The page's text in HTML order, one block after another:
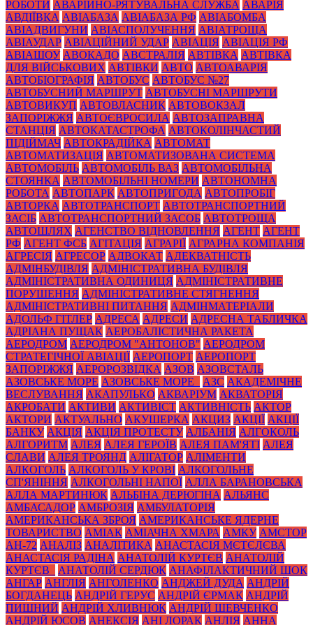
РОБОТИ АВАРІЙНО-РЯТУВАЛЬНА СЛУЖБА АВАРІЯ
АВДІЇВКА АВІАБАЗА АВІАБАЗА РФ АВІАБОМБА
АВІАДВИГУНИ АВІАСПОЛУЧЕННЯ АВІАТРОЩА
АВІАУДАР АВІАЦІЙНИЙ УДАР АВІАЦІЯ АВІАЦІЯ РФ
АВІАШОУ АВОКАДО АВСТРАЛІЯ АВТІВКА АВТІВКА
ДЛЯ ВІЙСЬКОВИХ АВТІВКИ АВТО АВТОАВАРІЯ
АВТОБІОГРАФІЯ АВТОБУС АВТОБУС №27
АВТОБУСНИЙ МАРШРУТ АВТОБУСНІ МАРШРУТИ
АВТОВИКУП АВТОВЛАСНИК АВТОВОКЗАЛ
ЗАПОРІЖЖЯ АВТОЄВРОСИЛА АВТОЗАПРАВНА
СТАНЦІЯ АВТОКАТАСТРОФА АВТОКОЛІНЧАСТИЙ
ПІДІЙМАЧ АВТОКРАДІЙКА АВТОМАТ
АВТОМАТИЗАЦІЯ АВТОМАТИЗОВАНА СИСТЕМА
АВТОМОБІЛЬ АВТОМОБІЛЬ ВАЗ АВТОМОБІЛЬНА
СТОЯНКА АВТОМОБІЛЬНІ НОМЕРИ АВТОНОМНА
РОБОТА АВТОПАРК АВТОПРИГОДА АВТОПРОБІГ
АВТОРКА АВТОТРАНСПОРТ АВТОТРАНСПОРТНИЙ
ЗАСІБ АВТОТРАНСПОРТНИЙ ЗАСОБ АВТОТРОЩА
АВТОШЛЯХ АГЕНСТВО ВІДНОВЛЕННЯ АГЕНТ АГЕНТ
РФ АГЕНТ ФСБ АГІТАЦІЯ АГРАРІЇ АГРАРНА КОМПАНІЯ
АГРЕСІЯ АГРЕСОР АДВОКАТ АДЕКВАТНІСТЬ
АДМІНБУДІВЛЯ АДМІНІСТРАТИВНА БУДІВЛЯ
АДМІНІСТРАТИВНА ОДИНИЦЯ АДМІНІСТРАТИВНЕ
ПОРУШЕННЯ АДМІНІСТРАТИВНЕ СТЯГНЕННЯ
АДМІНІСТРАТИВНІ ПИТАННЯ АДМІНМАТЕРІАЛИ
АДОЛЬФ ГІТЛЕР АДРЕСА АДРЕСИ АДРЕСНА ТАБЛИЧКА
АДРІАНА ПУЩАК АЕРОБАЛІСТИЧНА РАКЕТА
АЕРОДРОМ АЕРОДРОМ "АНТОНОВ" АЕРОДРОМ
СТРАТЕГІЧНОЇ АВІАЦІЇ АЕРОПОРТ АЕРОПОРТ
ЗАПОРІЖЖЯ АЕРОРОЗВІДКА АЗОВ АЗОВСТАЛЬ
АЗОВСЬКЕ МОРЕ АЗОВСЬКЕ МОРЕ_ АЗС АКАДЕМІЧНЕ
ВЕСЛУВАННЯ АКАПУЛЬКО АКВАРІУМ АКВАТОРІЯ
АКРОБАТИ АКТИВИ АКТИВІСТ АКТИВНІСТЬ АКТОР
АКТОРИ АКТУАЛЬНО АКУШЕРКА АКЦИЗ АКЦІЇ АКЦІЇ
БАНКУ АКЦІЯ АКЦІЯ ПРОТЕСТУ АЛБАНІЯ АЛГОКОЛЬ
АЛГОРИТМ АЛЕЯ АЛЕЯ ГЕРОЇВ АЛЕЯ ПАМ'ЯТІ АЛЕЯ
СЛАВИ АЛЕЯ ТРОЯНД АЛІГАТОР АЛІМЕНТИ
АЛКОГОЛЬ АЛКОГОЛЬ У КРОВІ АЛКОГОЛЬНЕ
СП'ЯНІННЯ АЛКОГОЛЬНІ НАПОЇ АЛЛА БАРАНОВСЬКА
АЛЛА МАРТИНЮК АЛЬБІНА ДЕРЮГІНА АЛЬЯНС
АМБАСАДОР АМБРОЗІЯ АМБУЛАТОРІЯ
АМЕРИКАНСЬКА ЗБРОЯ АМЕРИКАНСЬКЕ ЯДЕРНЕ
ТОВАРИСТВО АМІАК АМІАЧНА ХМАРА АМКУ АМСТОР
АН-72 АНАЛІЗ АНАЛІТИКА АНАСТАСІЯ МЄТЄЛЄВА
АНАСТАСІЯ РАДІНА АНАТОЛІЙ КУРТЄВ АНАТОЛІЙ
КУРТЄВ_
АНАТОЛІЙ СЕРДЮК АНАФІЛАКТИЧНИЙ ШОК
АНГАР АНГЛІЯ АНГОЛЕНКО АНДЖЕЙ ДУДА АНДРІЙ
БОГДАНЕЦЬ АНДРІЙ ГЕРУС АНДРІЙ ЄРМАК АНДРІЙ
ПИШНИЙ АНДРІЙ ХЛИВНЮК АНДРІЙ ШЕВЧЕНКО
АНДРІЙ ЮСОВ АНЕКСІЯ АНІ ЛОРАК АНЛІЯ АННА